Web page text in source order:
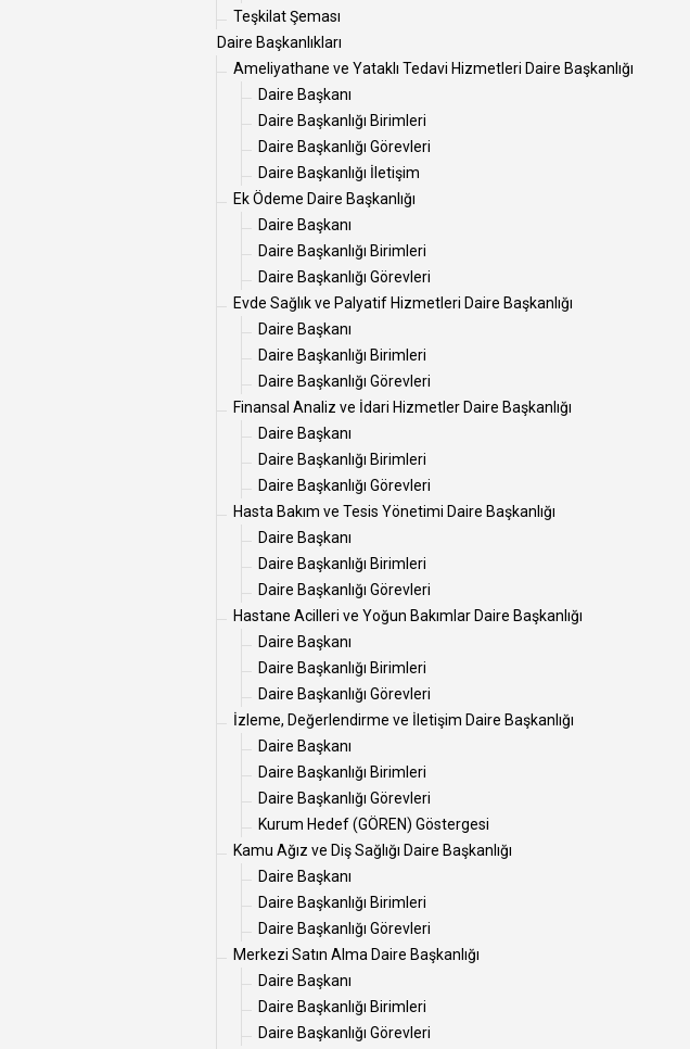
Teşkilat Şeması
Daire Başkanlıkları
Ameliyathane ve Yataklı Tedavi Hizmetleri Daire Başkanlığı
Daire Başkanı
Daire Başkanlığı Birimleri
Daire Başkanlığı Görevleri
Daire Başkanlığı İletişim
Ek Ödeme Daire Başkanlığı
Daire Başkanı
Daire Başkanlığı Birimleri
Daire Başkanlığı Görevleri
Evde Sağlık ve Palyatif Hizmetleri Daire Başkanlığı
Daire Başkanı
Daire Başkanlığı Birimleri
Daire Başkanlığı Görevleri
Finansal Analiz ve İdari Hizmetler Daire Başkanlığı
Daire Başkanı
Daire Başkanlığı Birimleri
Daire Başkanlığı Görevleri
Hasta Bakım ve Tesis Yönetimi Daire Başkanlığı
Daire Başkanı
Daire Başkanlığı Birimleri
Daire Başkanlığı Görevleri
Hastane Acilleri ve Yoğun Bakımlar Daire Başkanlığı
Daire Başkanı
Daire Başkanlığı Birimleri
Daire Başkanlığı Görevleri
İzleme, Değerlendirme ve İletişim Daire Başkanlığı
Daire Başkanı
Daire Başkanlığı Birimleri
Daire Başkanlığı Görevleri
Kurum Hedef (GÖREN) Göstergesi
Kamu Ağız ve Diş Sağlığı Daire Başkanlığı
Daire Başkanı
Daire Başkanlığı Birimleri
Daire Başkanlığı Görevleri
Merkezi Satın Alma Daire Başkanlığı
Daire Başkanı
Daire Başkanlığı Birimleri
Daire Başkanlığı Görevleri